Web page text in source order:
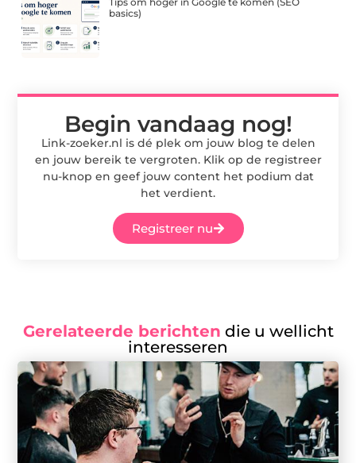
basics)
Begin vandaag nog!
Link-zoeker.nl is dé plek om jouw blog te delen
en jouw bereik te vergroten. Klik op de registreer
nu-knop en geef jouw content het podium dat
het verdient.
Registreer nu
Gerelateerde berichten die u wellicht
interesseren